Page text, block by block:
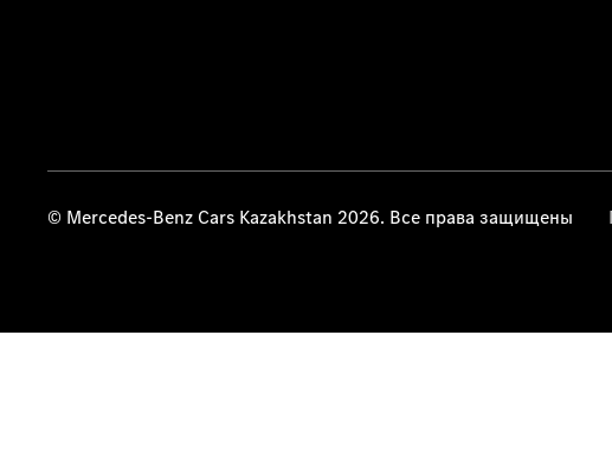
© Mercedes-Benz Cars Kazakhstan 2026. Все права защищены